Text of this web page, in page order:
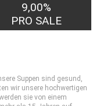
9,00%
PRO SALE
Suppen sind gesund,
wir unsere hochwertigen
sie von einem